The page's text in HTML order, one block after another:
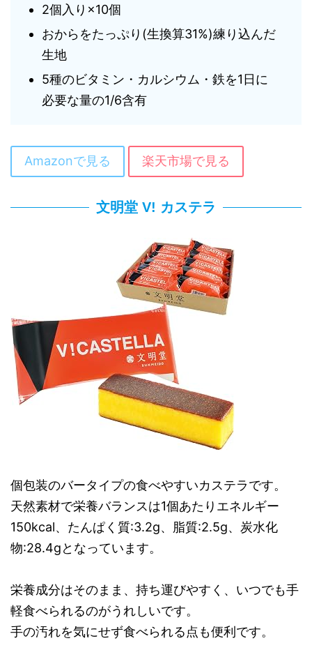
2個入り×10個
おからをたっぷり(生換算31%)練り込んだ
生地
5種のビタミン・カルシウム・鉄を1日に
必要な量の1/6含有
Amazonで見る 楽天市場で見る
文明堂 V! カステラ
個包装のバータイプの食べやすいカステラです。
天然素材で栄養バランスは1個あたりエネルギー
150kcal、たんぱく質:3.2g、脂質:2.5g、炭水化
物:28.4gとなっています。
栄養成分はそのまま、持ち運びやすく、いつでも手
軽食べられるのがうれしいです。
手の汚れを気にせず食べられる点も便利です。